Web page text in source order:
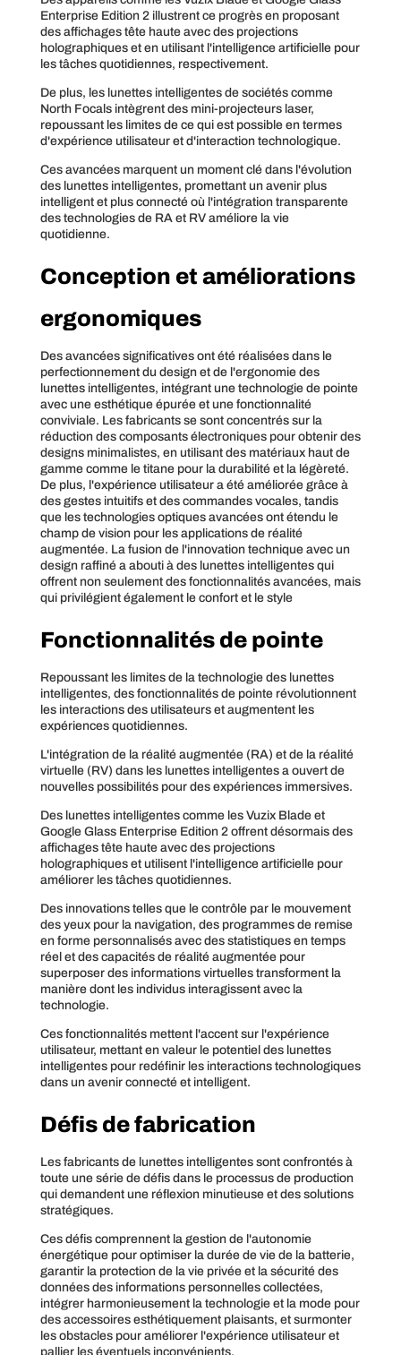
Enterprise Edition 2 illustrent ce progrès en proposant
des affichages tête haute avec des projections
holographiques et en utilisant l'intelligence artificielle pour
les tâches quotidiennes, respectivement.
De plus, les lunettes intelligentes de sociétés comme
North Focals intègrent des mini-projecteurs laser,
repoussant les limites de ce qui est possible en termes
d'expérience utilisateur et d'interaction technologique.
Ces avancées marquent un moment clé dans l'évolution
des lunettes intelligentes, promettant un avenir plus
intelligent et plus connecté où l'intégration transparente
des technologies de RA et RV améliore la vie
quotidienne.
Conception et améliorations
ergonomiques
Des avancées significatives ont été réalisées dans le
perfectionnement du design et de l'ergonomie des
lunettes intelligentes, intégrant une technologie de pointe
avec une esthétique épurée et une fonctionnalité
conviviale. Les fabricants se sont concentrés sur la
réduction des composants électroniques pour obtenir des
designs minimalistes, en utilisant des matériaux haut de
gamme comme le titane pour la durabilité et la légèreté.
De plus, l'expérience utilisateur a été améliorée grâce à
des gestes intuitifs et des commandes vocales, tandis
que les technologies optiques avancées ont étendu le
champ de vision pour les applications de réalité
augmentée. La fusion de l'innovation technique avec un
design raffiné a abouti à des lunettes intelligentes qui
offrent non seulement des fonctionnalités avancées, mais
qui privilégient également le confort et le style
Fonctionnalités de pointe
Repoussant les limites de la technologie des lunettes
intelligentes, des fonctionnalités de pointe révolutionnent
les interactions des utilisateurs et augmentent les
expériences quotidiennes.
L'intégration de la réalité augmentée (RA) et de la réalité
virtuelle (RV) dans les lunettes intelligentes a ouvert de
nouvelles possibilités pour des expériences immersives.
Des lunettes intelligentes comme les Vuzix Blade et
Google Glass Enterprise Edition 2 offrent désormais des
affichages tête haute avec des projections
holographiques et utilisent l'intelligence artificielle pour
améliorer les tâches quotidiennes.
Des innovations telles que le contrôle par le mouvement
des yeux pour la navigation, des programmes de remise
en forme personnalisés avec des statistiques en temps
réel et des capacités de réalité augmentée pour
superposer des informations virtuelles transforment la
manière dont les individus interagissent avec la
technologie.
Ces fonctionnalités mettent l'accent sur l'expérience
utilisateur, mettant en valeur le potentiel des lunettes
intelligentes pour redéfinir les interactions technologiques
dans un avenir connecté et intelligent.
Défis de fabrication
Les fabricants de lunettes intelligentes sont confrontés à
toute une série de défis dans le processus de production
qui demandent une réflexion minutieuse et des solutions
stratégiques.
Ces défis comprennent la gestion de l'autonomie
énergétique pour optimiser la durée de vie de la batterie,
garantir la protection de la vie privée et la sécurité des
données des informations personnelles collectées,
intégrer harmonieusement la technologie et la mode pour
des accessoires esthétiquement plaisants, et surmonter
les obstacles pour améliorer l'expérience utilisateur et
pallier les éventuels inconvénients.